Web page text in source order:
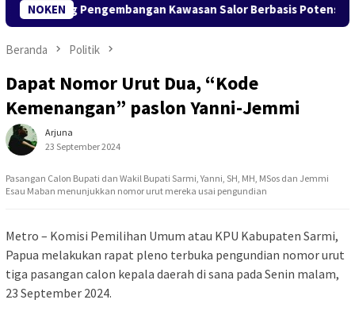
NOKEN
Pengembangan Kawasan Salor Berbasis Potensi Lokal
Beranda Politik
Dapat Nomor Urut Dua, “Kode
Kemenangan” paslon Yanni-Jemmi
Arjuna
23 September 2024
Pasangan Calon Bupati dan Wakil Bupati Sarmi, Yanni, SH, MH, MSos dan Jemmi
Esau Maban menunjukkan nomor urut mereka usai pengundian
Metro – Komisi Pemilihan Umum atau KPU Kabupaten Sarmi,
Papua melakukan rapat pleno terbuka pengundian nomor urut
tiga pasangan calon kepala daerah di sana pada Senin malam,
23 September 2024.